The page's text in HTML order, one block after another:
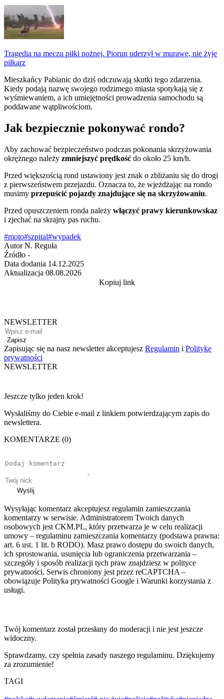
Tragedia na meczu piłki nożnej. Piorun uderzył w murawę, nie żyje
piłkarz
Mieszkańcy Pabianic do dziś odczuwają skutki tego zdarzenia.
Kiedy podają nazwę swojego rodzimego miasta spotykają się z
wyśmiewaniem, a ich umiejętności prowadzenia samochodu są
poddawane wątpliwościom.
Jak bezpiecznie pokonywać rondo?
Aby zachować bezpieczeństwo podczas pokonania skrzyżowania
okrężnego należy zmniejszyć prędkość do około 25 km/h.
Przed większością rond ustawiony jest znak o zbliżaniu się do drogi
z pierwszeństwem przejazdu. Oznacza to, że wjeżdżając na rondo
musimy przepuścić pojazdy znajdujące się na skrzyżowaniu.
Przed opuszczeniem ronda należy włączyć prawy kierunkowskaz
i zjechać na skrajny pas ruchu.
#moto#szpital#wypadek
Autor N. Reguła
Źródło -
Data dodania 14.12.2025
Aktualizacja 08.08.2026
Kopiuj link
NEWSLETTER
Zapisz
Zapisując się na nasz newsletter akceptujesz Regulamin i Politykę
prywatności
NEWSLETTER
Jeszcze tylko jeden krok!
Wysłaliśmy do Ciebie e-mail z linkiem potwierdzającym zapis do
newslettera.
KOMENTARZE (0)
Wyślij
Wysyłając komentarz akceptujesz regulamin zamieszczania
komentarzy w serwisie. Administratorem Twoich danych
osobowych jest CKM.PL, który przetwarza je w celu realizacji
umowy – regulaminu zamieszczania komentarzy (podstawa prawna:
art. 6 ust. 1 lit. b RODO). Masz prawo dostępu do swoich danych,
ich sprostowania, usunięcia lub ograniczenia przetwarzania –
szczegóły i sposób realizacji tych praw znajdziesz w polityce
prywatności. Serwis chroniony jest przez reCAPTCHA –
obowiązuje Polityka prywatności Google i Warunki korzystania z
usługi.
Twój komentarz został przesłany do moderacji i nie jest jeszcze
widoczny.
Sprawdzamy, czy spełnia zasady naszego regulaminu. Dziękujemy
za zrozumienie!
TAGI